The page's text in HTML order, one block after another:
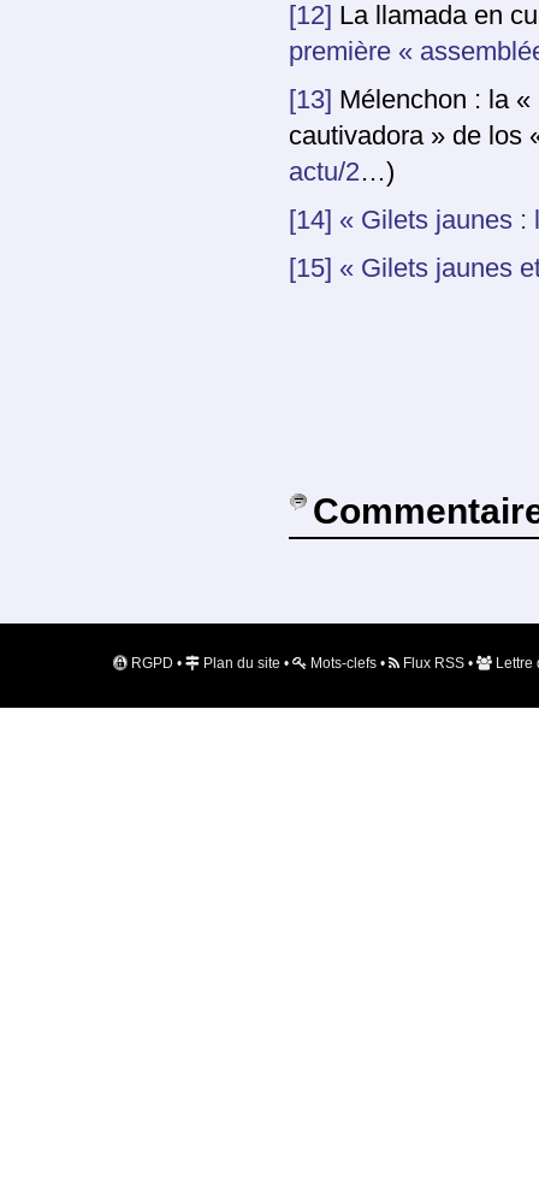
[12] La llamada en
première «
[13] Mélenchon : la
cautivadora » de los
actu/2…)
[14] « Gilets jaunes :
[15] « Gilets jaunes
RGPD • Plan du site • Mots-clefs • Flux RSS • Lettre